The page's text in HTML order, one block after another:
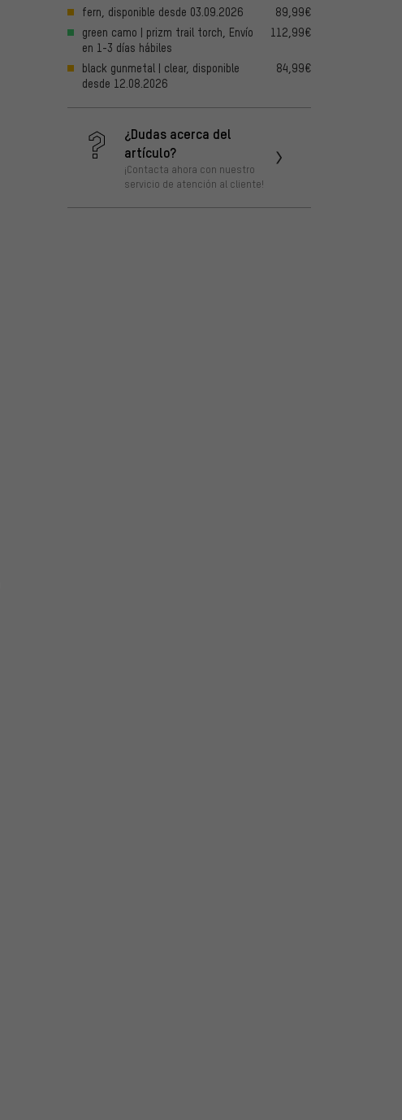
fern, disponible desde 03.09.2026
89,99€
green camo | prizm trail torch, Envío
en 1-3 días hábiles
112,99€
black gunmetal | clear, disponible
desde 12.08.2026
84,99€
¿Dudas acerca del
artículo?
¡Contacta ahora con nuestro
servicio de atención al cliente!